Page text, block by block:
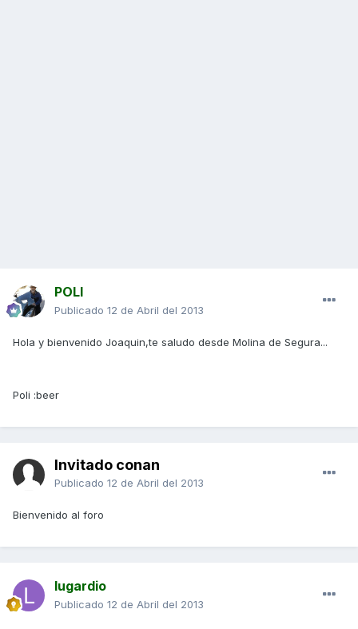
POLI
Publicado 12 de Abril del 2013
Hola y bienvenido Joaquin,te saludo desde Molina de Segura...
Poli :beer
Invitado conan
Publicado 12 de Abril del 2013
Bienvenido al foro
lugardio
Publicado 12 de Abril del 2013